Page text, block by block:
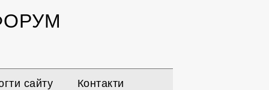
сайту Контакти